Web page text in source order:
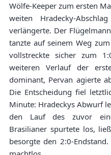
Wölfe-Keeper zum ersten
weiten Hradecky-
verlängerte. Der
tanzte auf seinem Weg
vollstreckte sicher zum
weiteren Verlauf der
dominant, Pervan agierte
Die Entscheidung fiel
Minute: Hradeckys Abwurf
den Lauf des zuvor
Brasilianer spurtete los,
besorgte den 2:0-